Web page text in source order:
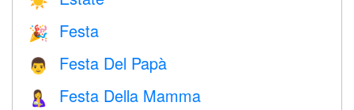
🎉 Festa
👨 Festa Del Papà
🤱 Festa Della Mamma